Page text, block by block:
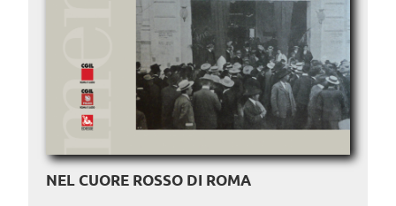
NEL CUORE ROSSO DI ROMA